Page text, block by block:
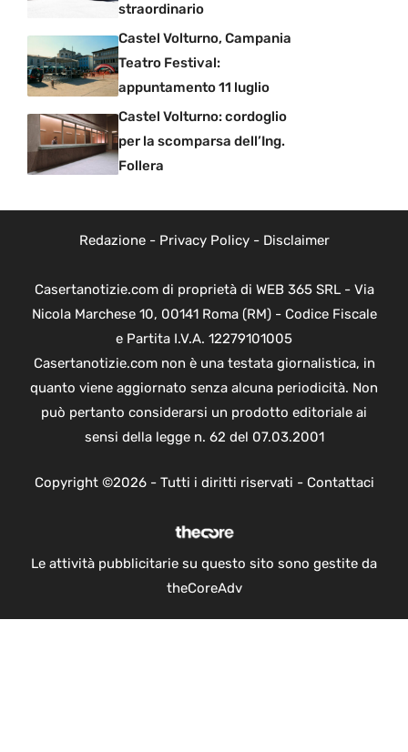
straordinario
Castel Volturno, Campania
Teatro Festival:
appuntamento 11 luglio
Castel Volturno: cordoglio
per la scomparsa dell’Ing.
Follera
Redazione- Privacy Policy- Disclaimer
Casertanotizie.com di proprietà di WEB 365 SRL - Via
Nicola Marchese 10, 00141 Roma (RM) - Codice Fiscale
e Partita I.V.A. 12279101005
Casertanotizie.com non è una testata giornalistica, in
quanto viene aggiornato senza alcuna periodicità. Non
può pertanto considerarsi un prodotto editoriale ai
sensi della legge n. 62 del 07.03.2001
Copyright ©2026 - Tutti i diritti riservati - Contattaci
Le attività pubblicitarie su questo sito sono gestite da
theCoreAdv